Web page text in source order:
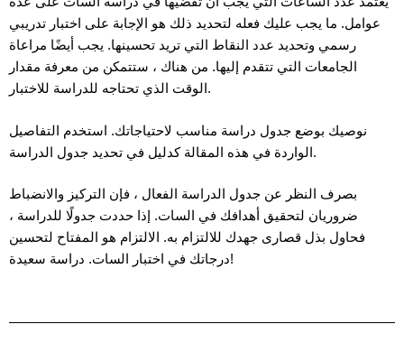
عوامل. ما يجب عليك فعله لتحديد ذلك هو الإجابة على اختبار تدريبي
رسمي وتحديد عدد النقاط التي تريد تحسينها. يجب أيضًا مراعاة
الجامعات التي تتقدم إليها. من هناك ، ستتمكن من معرفة مقدار
الوقت الذي تحتاجه للدراسة للاختبار.
نوصيك بوضع جدول دراسة مناسب لاحتياجاتك. استخدم التفاصيل
الواردة في هذه المقالة كدليل في تحديد جدول الدراسة.
بصرف النظر عن جدول الدراسة الفعال ، فإن التركيز والانضباط
ضروريان لتحقيق أهدافك في السات. إذا حددت جدولًا للدراسة ،
فحاول بذل قصارى جهدك للالتزام به. الالتزام هو المفتاح لتحسين
درجاتك في اختبار السات. دراسة سعيدة!